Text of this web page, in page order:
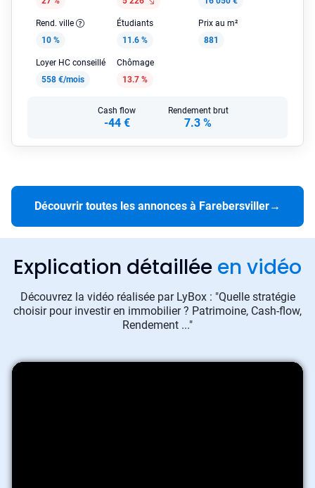
Rend. ville
10 %
Étudiants
11.6 %
Prix au m²
881
Loyer HC conseillé
558 €/mois
Chômage
13.7 %
Cash flow
-44 €
Rendement brut
7.3 %
Découvrir toutes les annonces à Farebersviller→
Explication détaillée en vidéo
Découvrez la vidéo réalisée par LyBox : "Quelle stratégie
choisir pour investir en immobilier ? Patrimoine, Cash-flow,
Rendement ..."